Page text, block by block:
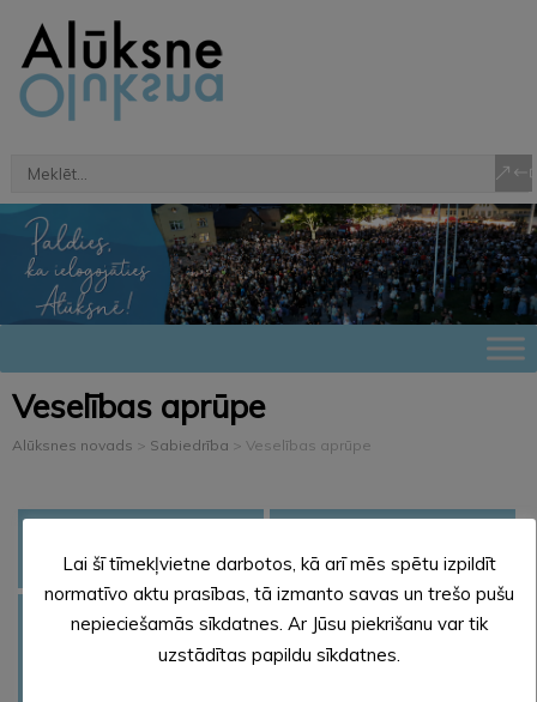
Veselības aprūpe
Alūksnes novads > Sabiedrība > Veselības aprūpe
centrs”
SIA “Alūksnes slimnīca”
Informācija pacientiem ar funkcionāliem
traucējumiem par iespēju saņemt sniegtos
Lai šī tīmekļvietne darbotos, kā arī mēs spētu izpildīt
normatīvo aktu prasības, tā izmanto savas un trešo pušu
nepieciešamās sīkdatnes. Ar Jūsu piekrišanu var tik
uzstādītas papildu sīkdatnes.